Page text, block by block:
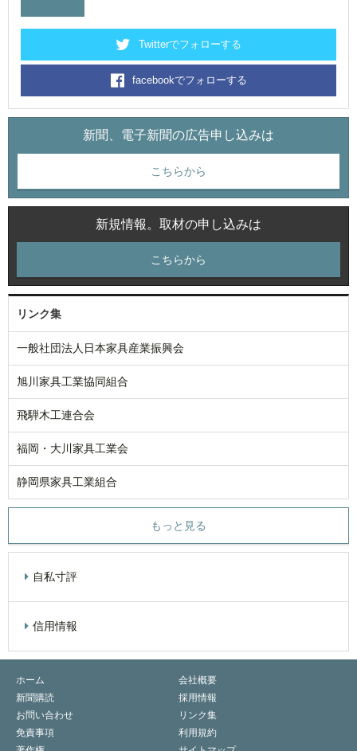
Twitterでフォローする
facebookでフォローする
新聞、電子新聞の広告申し込みは
こちらから
新規情報。取材の申し込みは
こちらから
リンク集
一般社団法人日本家具産業振興会
旭川家具工業協同組合
飛騨木工連合会
福岡・大川家具工業会
静岡県家具工業組合
もっと見る
自私寸評
信用情報
ホーム
会社概要
新聞購読
採用情報
お問い合わせ
リンク集
免責事項
利用規約